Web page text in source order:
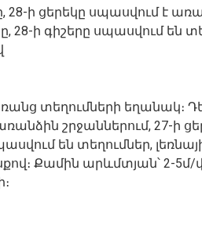
28-ի ցերեկը սպասվում է
28-ի գիշերը սպասվում են
տեղումների եղանակ։
շրջաններում, 27-ի
են տեղումներ,
Քամին արևմտյան՝ 2-5մ/